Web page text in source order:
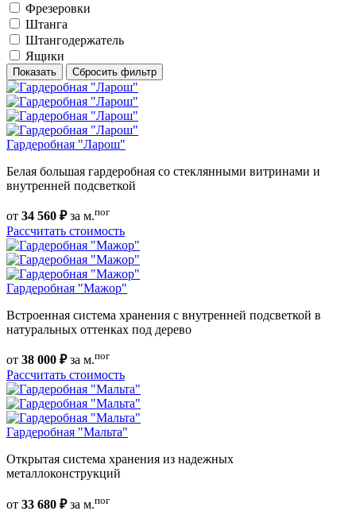
Фрезеровки
Штанга
Штангодержатель
Ящики
Показать Сбросить фильтр
Гардеробная "Ларош"
Белая большая гардеробная со стеклянными витринами и
внутренней подсветкой
от 34 560 ₽за м.пог
Рассчитать стоимость
Гардеробная "Мажор"
Встроенная система хранения с внутренней подсветкой в
натуральных оттенках под дерево
от 38 000 ₽за м.пог
Рассчитать стоимость
Гардеробная "Мальта"
Открытая система хранения из надежных
металлоконструкций
от 33 680 ₽за м.пог